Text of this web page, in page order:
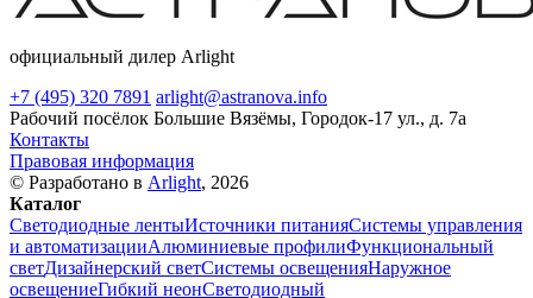
официальный дилер Arlight
+7 (495) 320 7891 arlight@astranova.info
Рабочий посёлок Большие Вязёмы, Городок-17 ул., д. 7а
Контакты
Правовая информация
© Разработано в Arlight, 2026
Каталог
Светодиодные лентыИсточники питанияСистемы управления
и автоматизацииАлюминиевые профилиФункциональный
светДизайнерский светСистемы освещенияНаружное
освещениеГибкий неонСветодиодный